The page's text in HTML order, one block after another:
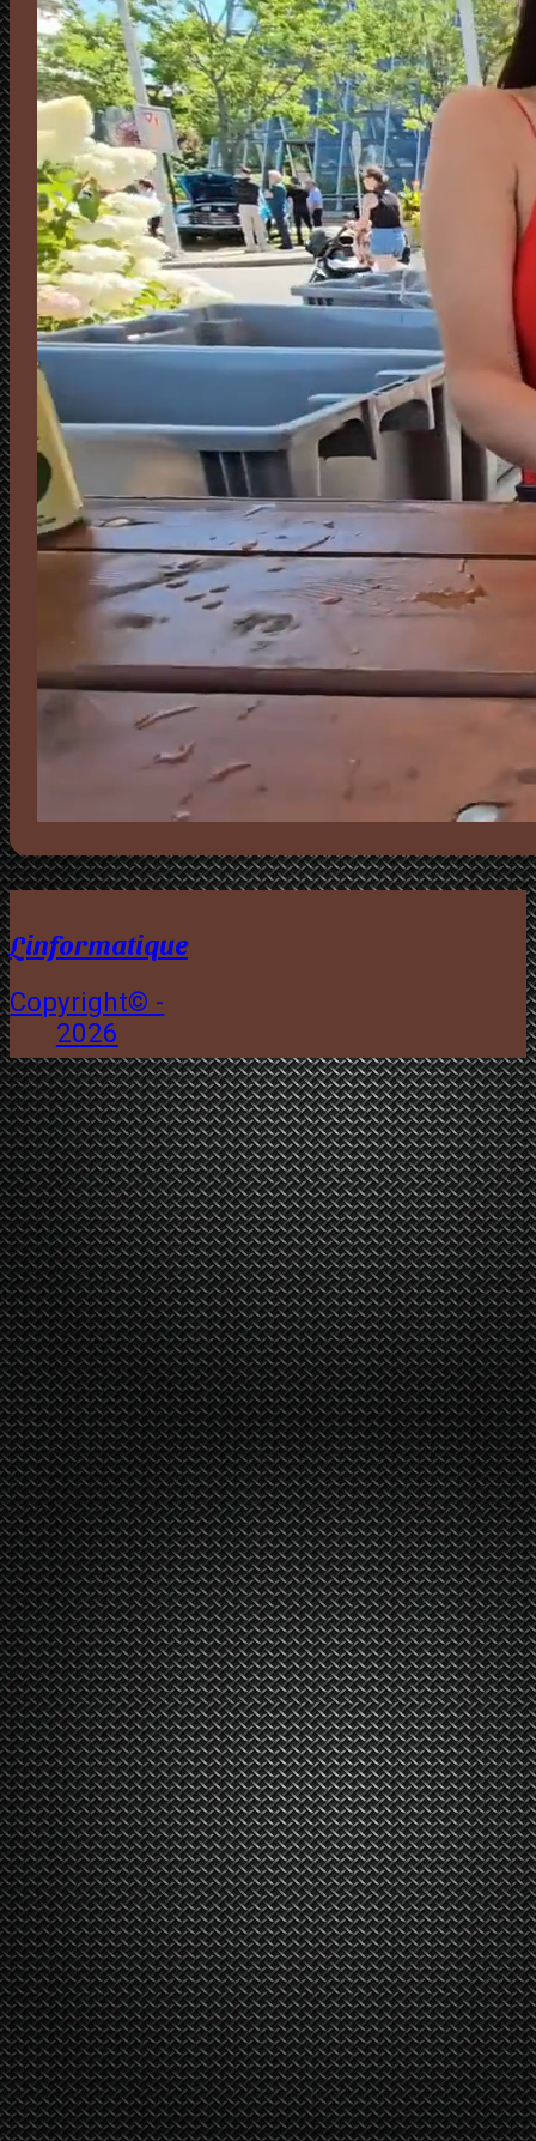
Linformatique
Copyright© -
2026